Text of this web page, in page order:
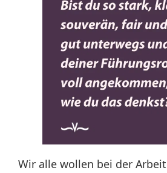
Wir alle wollen bei der